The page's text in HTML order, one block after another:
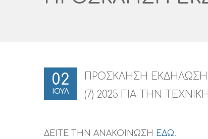
02
ΙΟΥΛ
ΠΡΟΣΚΛΗΣΗ
(7) 2025 ΓΙΑ ΤΗΝ
ΔΕΙΤΕ ΤΗΝ ΑΝΑΚΟΙΝΩΣΗ ΕΔΩ.